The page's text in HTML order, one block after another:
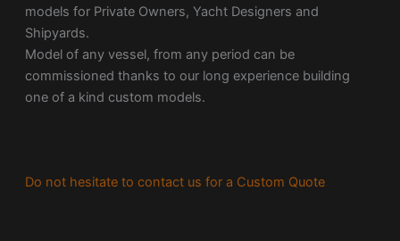
models for Private Owners, Yacht Designers and
Shipyards.
Model of any vessel, from any period can be
commissioned thanks to our long experience building
one of a kind custom models.
Do not hesitate to contact us for a Custom Quote